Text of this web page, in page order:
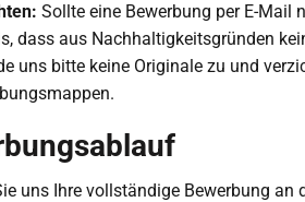
Sollte eine Bewerbung per E-
dass aus Nachhaltigkeitsgründen
uns bitte keine Originale zu und
uns Ihre vollständige Bewerbung an